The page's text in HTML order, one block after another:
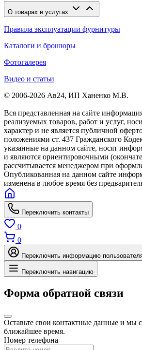
О товарах и услугах
Правила эксплуатации фурнитуры
Каталоги и брошюры
Фотогалерея
Видео и статьи
© 2006-2026 Ав24, ИП Ханенко М.В.
Вся представленная на сайте
реализуемых товаров, работ и услуг,
характер и не является публичной
положениями ст. 437 Гражданского
указанные на данном сайте, носят
и являются ориентировочными
рассчитывается менеджером при
Опубликованная на данном сайте
изменена в любое время без
Переключить контакты
0
0
Переключить информацию
Переключить навигацию
Форма обратной связи
Оставьте свои контактные данные и мы
ближайшее время.
Номер телефона